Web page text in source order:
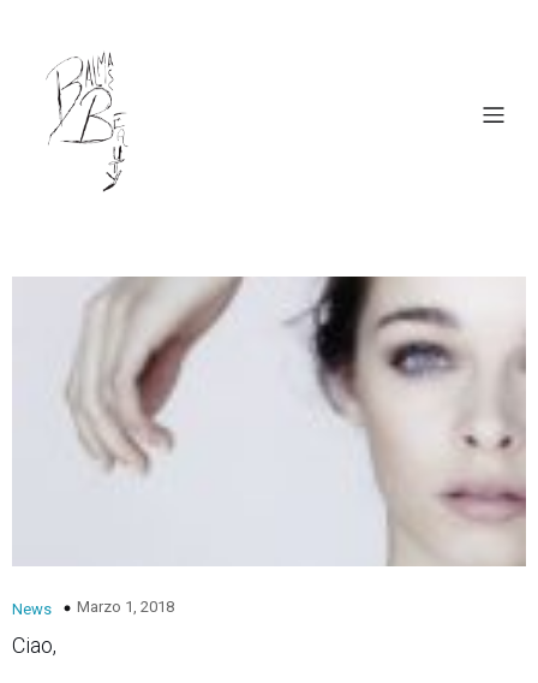
News Marzo 1, 2018
Ciao,